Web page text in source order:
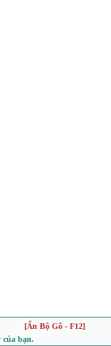
[Ẩn Bộ Gõ - F12]
của bạn.